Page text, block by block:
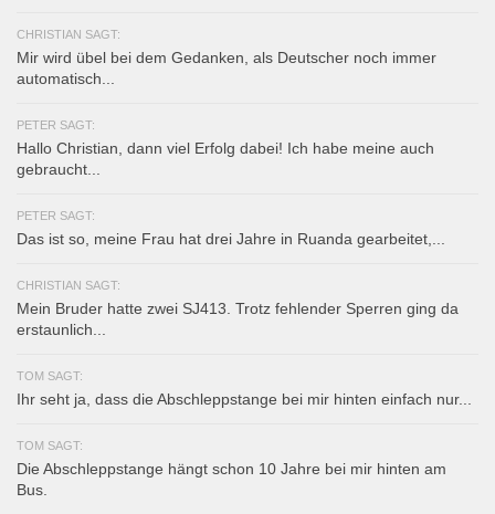
CHRISTIAN SAGT:
Mir wird übel bei dem Gedanken, als Deutscher noch immer
automatisch...
PETER SAGT:
Hallo Christian, dann viel Erfolg dabei! Ich habe meine auch
gebraucht...
PETER SAGT:
Das ist so, meine Frau hat drei Jahre in Ruanda gearbeitet,...
CHRISTIAN SAGT:
Mein Bruder hatte zwei SJ413. Trotz fehlender Sperren ging da
erstaunlich...
TOM SAGT:
Ihr seht ja, dass die Abschleppstange bei mir hinten einfach nur...
TOM SAGT:
Die Abschleppstange hängt schon 10 Jahre bei mir hinten am
Bus.